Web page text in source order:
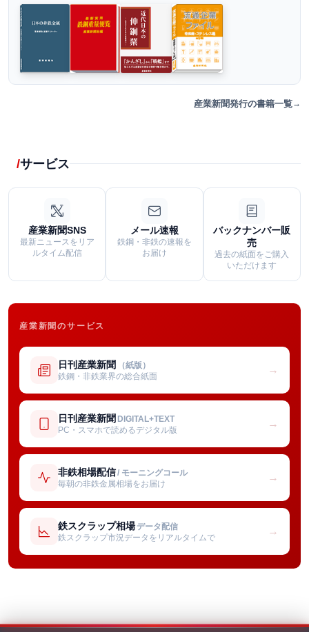
産業新聞発行の書籍一覧
サービス
産業新聞SNS
最新ニュースをリア
ルタイム配信
メール速報
鉄鋼・非鉄の速報を
お届け
バックナンバー販
売
過去の紙面をご購入
いただけます
産業新聞のサービス
日刊産業新聞 （紙版）
鉄鋼・非鉄業界の総合紙面
→
日刊産業新聞 DIGITAL+TEXT
PC・スマホで読めるデジタル版
→
非鉄相場配信/ モーニングコール
毎朝の非鉄金属相場をお届け
→
鉄スクラップ相場 データ配信
鉄スクラップ市況データをリアルタイムで
→